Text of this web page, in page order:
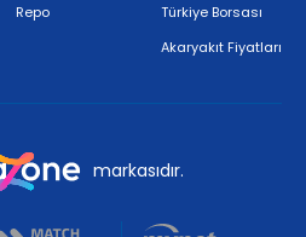
Repo
Türkiye Borsası
Akaryakıt Fiyatları
markasıdır.